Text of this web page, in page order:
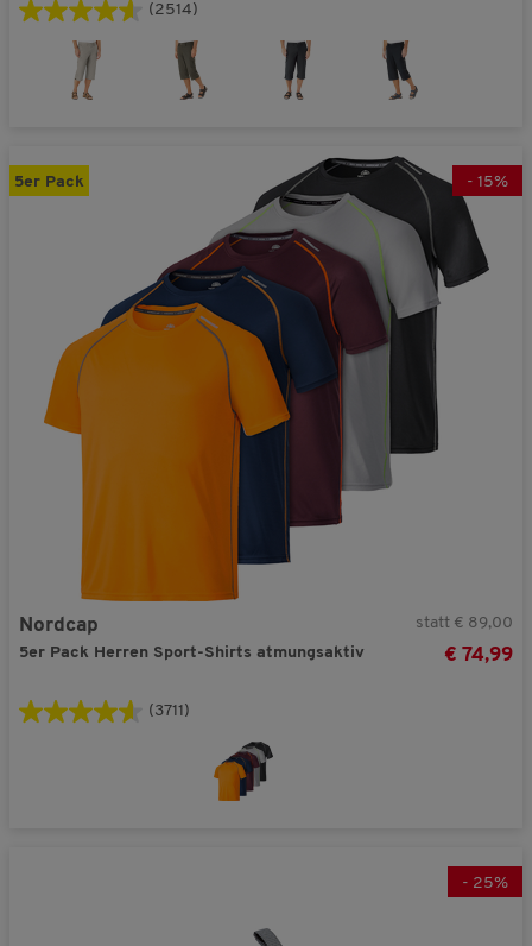
(2514)
5er Pack - 15%
Nordcap
5er Pack Herren Sport-Shirts atmungsaktiv
statt € 89,00
€ 74,99
(3711)
- 25%